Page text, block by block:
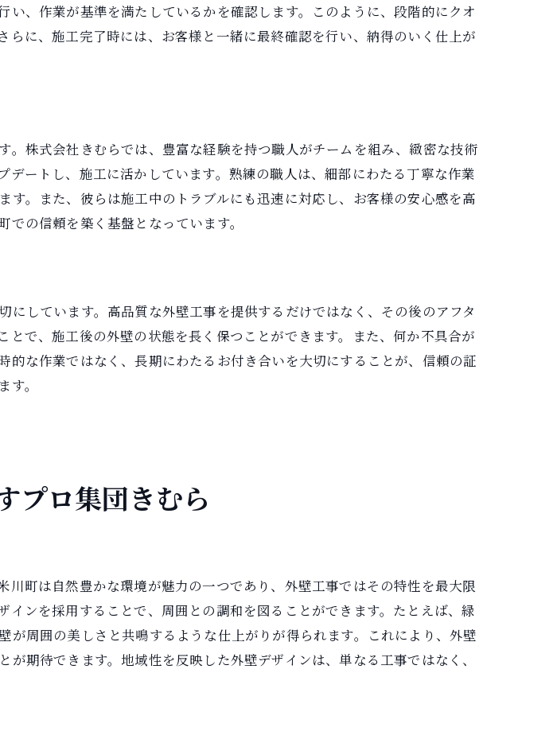
ト
評判
率的な施工
全管理
と確実さ
の充実
想の住まい
よる美観向上
リフォーム
施工計画
計の工夫
続的な研究
価値向上
米川町の株式会社きむら
、作業が基準を満たしているかを確認します。このように、段階的にクオ
に、施工完了時には、お客様と一緒に最終確認を行い、納得のいく仕上が
株式会社きむらでは、豊富な経験を持つ職人がチームを組み、緻密な技術
ートし、施工に活かしています。熟練の職人は、細部にわたる丁寧な作業
。また、彼らは施工中のトラブルにも迅速に対応し、お客様の安心感を高
の信頼を築く基盤となっています。
しています。高品質な外壁工事を提供するだけではなく、その後のアフタ
で、施工後の外壁の状態を長く保つことができます。また、何か不具合が
な作業ではなく、長期にわたるお付き合いを大切にすることが、信頼の証
。
プロ集団きむら
町は自然豊かな環境が魅力の一つであり、外壁工事ではその特性を最大限
ンを採用することで、周囲との調和を図ることができます。たとえば、緑
周囲の美しさと共鳴するような仕上がりが得られます。これにより、外壁
期待できます。地域性を反映した外壁デザインは、単なる工事ではなく、